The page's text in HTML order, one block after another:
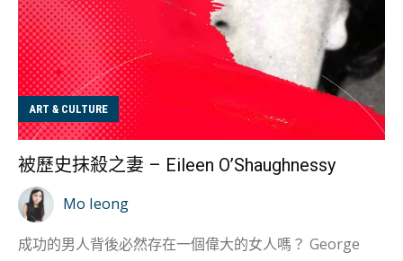
ART & CULTURE
被歷史抹殺之妻 – Eileen O’Shaughnessy
Mo Ieong
成功的男人背後必然存在一個偉大的女人嗎？ George